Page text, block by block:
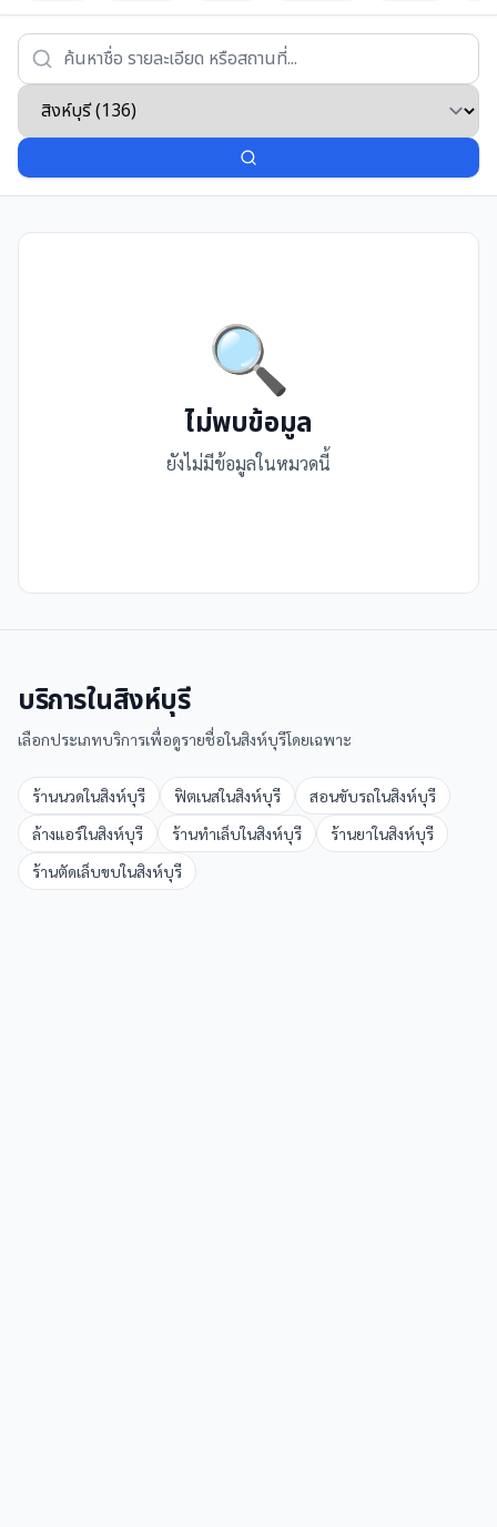
🔍
ไม่พบข้อมูล
ยังไม่มีข้อมูลในหมวดนี้
บริการในสิงห์บุรี
เลือกประเภทบริการเพื่อดูรายชื่อในสิงห์บุรีโดยเฉพาะ
ร้านนวดในสิงห์บุรี ฟิตเนสในสิงห์บุรี สอนขับรถในสิงห์บุรี
ล้างแอร์ในสิงห์บุรี ร้านทำเล็บในสิงห์บุรี ร้านยาในสิงห์บุรี
ร้านตัดเล็บขบในสิงห์บุรี